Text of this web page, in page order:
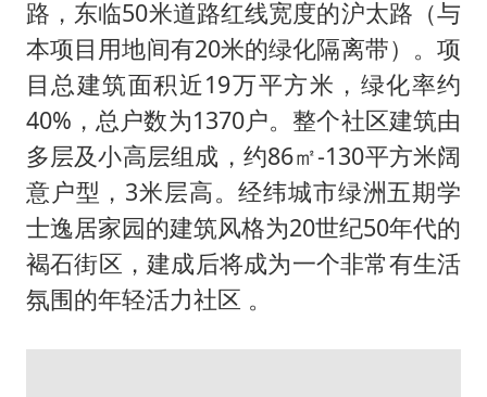
路，东临50米道路红线宽度的沪太路（与
本项目用地间有20米的绿化隔离带）。项
目总建筑面积近19万平方米，绿化率约
40%，总户数为1370户。整个社区建筑由
多层及小高层组成，约86㎡-130平方米阔
意户型，3米层高。经纬城市绿洲五期学
士逸居家园的建筑风格为20世纪50年代的
褐石街区，建成后将成为一个非常有生活
氛围的年轻活力社区 。